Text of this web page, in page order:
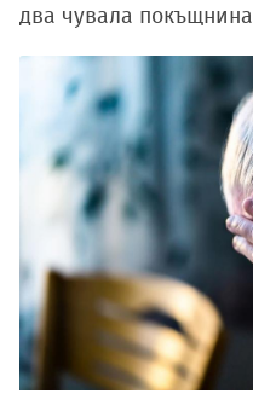
два чувала покъщнина